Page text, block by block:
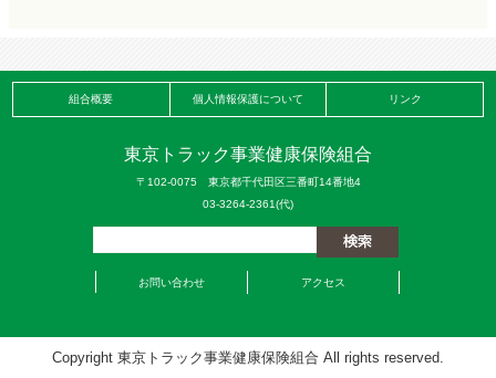
組合概要 個人情報保護について リンク
東京トラック事業健康保険組合
〒102-0075 東京都千代田区三番町14番地4
03-3264-2361(代)
お問い合わせ アクセス
Copyright 東京トラック事業健康保険組合 All rights reserved.